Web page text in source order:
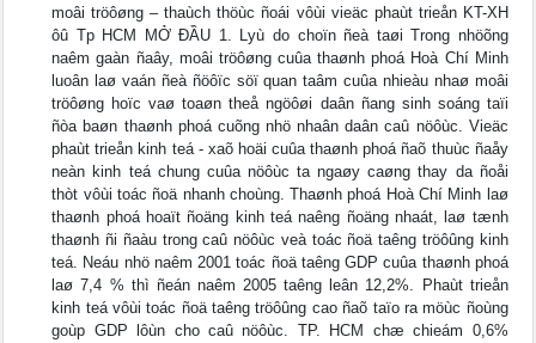
moâi tröôøng – thaùch thöùc ñoái vôùi vieäc phaùt trieån KT-XH
ôû Tp HCM MỞ ĐẦU 1. Lyù do choïn ñeà taøi Trong nhöõng
naêm gaàn ñaây, moâi tröôøng cuûa thaønh phoá Hoà Chí Minh
luoân laø vaán ñeà ñöôïc söï quan taâm cuûa nhieàu nhaø moâi
tröôøng hoïc vaø toaøn theå ngöôøi daân ñang sinh soáng taïi
ñòa baøn thaønh phoá cuõng nhö nhaân daân caû nöôùc. Vieäc
phaùt trieån kinh teá - xaõ hoäi cuûa thaønh phoá ñaõ thuùc ñaåy
neàn kinh teá chung cuûa nöôùc ta ngaøy caøng thay da ñoåi
thòt vôùi toác ñoä nhanh choùng. Thaønh phoá Hoà Chí Minh laø
thaønh phoá hoaït ñoäng kinh teá naêng ñoäng nhaát, laø tænh
thaønh ñi ñaàu trong caû nöôùc veà toác ñoä taêng tröôûng kinh
teá. Neáu nhö naêm 2001 toác ñoä taêng GDP cuûa thaønh phoá
laø 7,4 % thì ñeán naêm 2005 taêng leân 12,2%. Phaùt trieån
kinh teá vôùi toác ñoä taêng tröôûng cao ñaõ taïo ra möùc ñoùng
goùp GDP lôùn cho caû nöôùc. TP. HCM chæ chieám 0,6%